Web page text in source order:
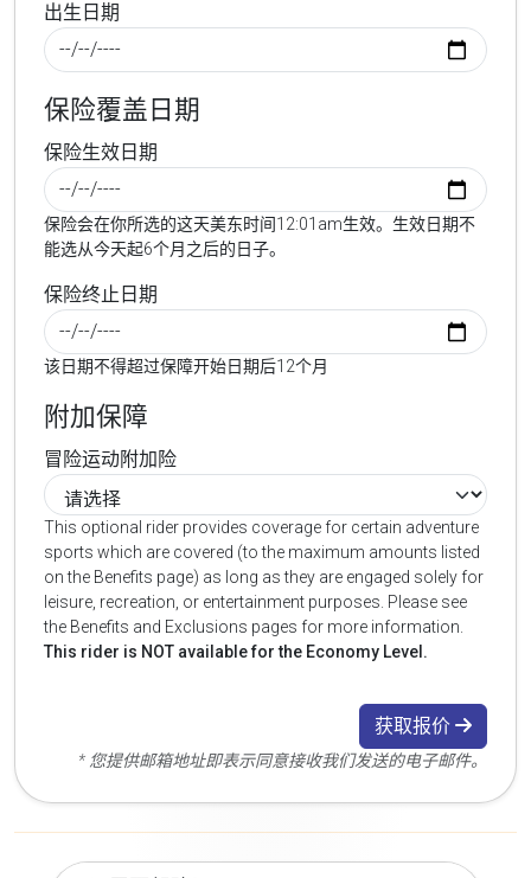
出生日期
保险覆盖日期
保险生效日期
保险会在你所选的这天美东时间12:01am生效。生效日期不
能选从今天起6个月之后的日子。
保险终止日期
该日期不得超过保障开始日期后12个月
附加保障
冒险运动附加险
This optional rider provides coverage for certain adventure
sports which are covered (to the maximum amounts listed
on the Benefits page) as long as they are engaged solely for
leisure, recreation, or entertainment purposes. Please see
the Benefits and Exclusions pages for more information.
This rider is NOT available for the Economy Level.
获取报价
* 您提供邮箱地址即表示同意接收我们发送的电子邮件。